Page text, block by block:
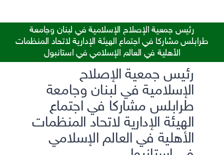
رئيس جمعية الإصلاح الإسلامية في لبنان وجامعة
طرابلس مشاركا في اجتماع الهيئة الإدارية لاتحاد المنظمات
الأهلية في العالم الإسلامي في استانبول
رئيس جمعية الإصلاح
الإسلامية في لبنان وجامعة
طرابلس مشاركا في اجتماع
الهيئة الإدارية لاتحاد المنظمات
الأهلية في العالم الإسلامي